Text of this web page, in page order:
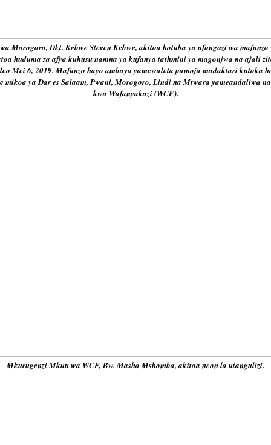
Morogoro, Dkt. Kebwe Steven Kebwe, akitoa hotuba ya ufunguzi wa
huduma za afya kuhusu namna ya kufanya tathmini ya magonjwa na ajali
Mei 6, 2019. Mafunzo hayo ambayo yamewaleta pamoja madaktari kutoka
mikoa ya Dar es Salaam, Pwani, Morogoro, Lindi na Mtwara yameandaliwa
kwa Wafanyakazi (WCF).
Mkurugenzi Mkuu wa WCF, Bw. Masha Mshomba, akitoa neon la utangulizi.